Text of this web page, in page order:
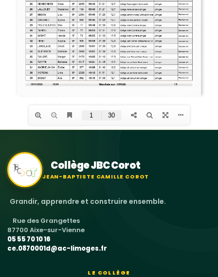
Collège JBC Corot
JEAN-BAPTISTE CAMILLE COROT
Grandir, apprendre et construire ensemble.
Rue des Grangettes
87700 Aixe-sur-Vienne
05 55 70 10 16
ce.0870001d@ac-limoges.fr
LE COLLÈGE